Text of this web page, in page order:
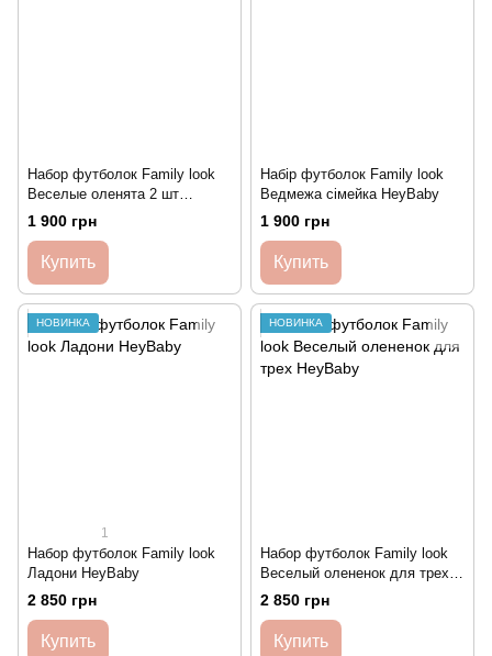
Набор футболок Family look
Веселые оленята 2 шт
HeyBaby
1 900 грн
Купить
Набір футболок Family look
Ведмежа сімейка HeyBaby
1 900 грн
Купить
НОВИНКА
1
Набор футболок Family look
Ладони HeyBaby
2 850 грн
Купить
НОВИНКА
Набор футболок Family look
Веселый олененок для трех
HeyBaby
2 850 грн
Купить